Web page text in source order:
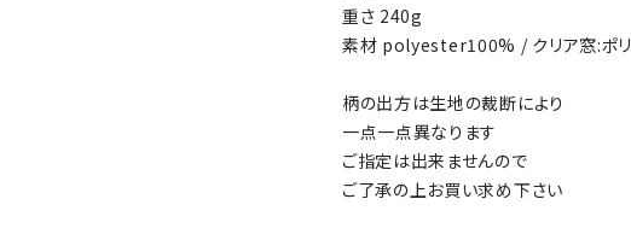
重さ 240g
素材 polyester100% / クリア窓:ポリ
柄の出方は生地の裁断により
一点一点異なります
ご指定は出来ませんので
ご了承の上お買い求め下さい